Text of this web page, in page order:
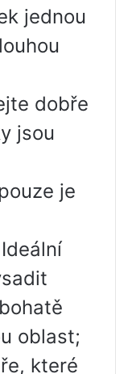
jednou
dobře
jsou
je
oblast;
které